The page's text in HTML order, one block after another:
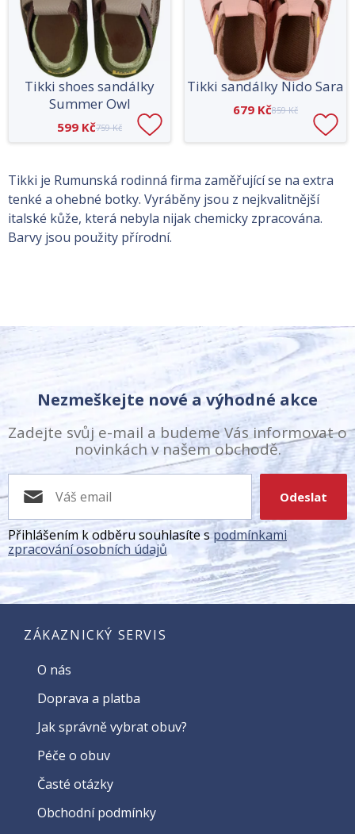
Tikki shoes sandálky
Summer Owl
599 Kč759 Kč
Tikki sandálky Nido Sara
679 Kč859 Kč
Tikki je Rumunská rodinná firma zaměřující se na extra
tenké a ohebné botky. Vyráběny jsou z nejkvalitnější
italské kůže, která nebyla nijak chemicky zpracována.
Barvy jsou použity přírodní.
Nezmeškejte nové a výhodné akce
Zadejte svůj e-mail a budeme Vás informovat o
novinkách v našem obchodě.
Odeslat
Přihlášením k odběru souhlasíte spodmínkami
zpracování osobních údajů
ZÁKAZNICKÝ SERVIS
O nás
Doprava a platba
Jak správně vybrat obuv?
Péče o obuv
Časté otázky
Obchodní podmínky